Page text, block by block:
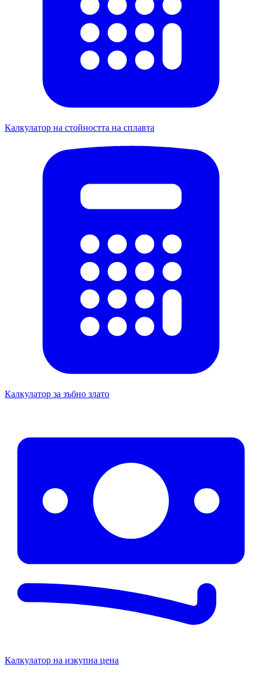
Калкулатор на стойността на сплавта
Калкулатор за зъбно злато
Калкулатор на изкупна цена